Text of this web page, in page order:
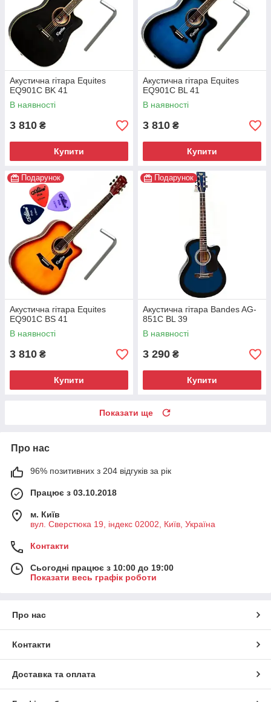
Акустична гітара Equites
EQ901C BK 41
В наявності
3 810 ₴
Купити
Акустична гітара Equites
EQ901C BL 41
В наявності
3 810 ₴
Купити
Подарунок
Акустична гітара Equites
EQ901C BS 41
В наявності
3 810 ₴
Купити
Подарунок
Акустична гітара Bandes AG-
851C ВL 39
В наявності
3 290 ₴
Купити
Показати ще
Про нас
96% позитивних з 204 відгуків за рік
Працює з 03.10.2018
м. Київ
вул. Сверстюка 19, індекс 02002, Київ, Україна
Контакти
Сьогодні працює з 10:00 до 19:00
Показати весь графік роботи
Про нас
Контакти
Доставка та оплата